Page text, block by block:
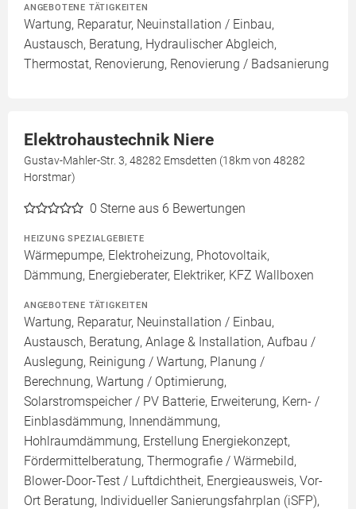
ANGEBOTENE TÄTIGKEITEN
Wartung, Reparatur, Neuinstallation / Einbau,
Austausch, Beratung, Hydraulischer Abgleich,
Thermostat, Renovierung, Renovierung / Badsanierung
Elektrohaustechnik Niere
Gustav-Mahler-Str. 3, 48282 Emsdetten (18km von 48282
Horstmar)
0 Sterne aus 6 Bewertungen
HEIZUNG SPEZIALGEBIETE
Wärmepumpe, Elektroheizung, Photovoltaik,
Dämmung, Energieberater, Elektriker, KFZ Wallboxen
ANGEBOTENE TÄTIGKEITEN
Wartung, Reparatur, Neuinstallation / Einbau,
Austausch, Beratung, Anlage & Installation, Aufbau /
Auslegung, Reinigung / Wartung, Planung /
Berechnung, Wartung / Optimierung,
Solarstromspeicher / PV Batterie, Erweiterung, Kern- /
Einblasdämmung, Innendämmung,
Hohlraumdämmung, Erstellung Energiekonzept,
Fördermittelberatung, Thermografie / Wärmebild,
Blower-Door-Test / Luftdichtheit, Energieausweis, Vor-
Ort Beratung, Individueller Sanierungsfahrplan (iSFP),